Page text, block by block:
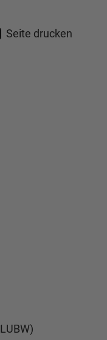
Seite drucken